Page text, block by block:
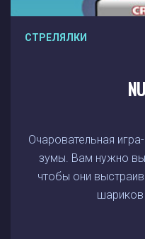
СТРЕЛЯЛКИ
Очаровательная
зумы. Вам нужно
чтобы они
шариков